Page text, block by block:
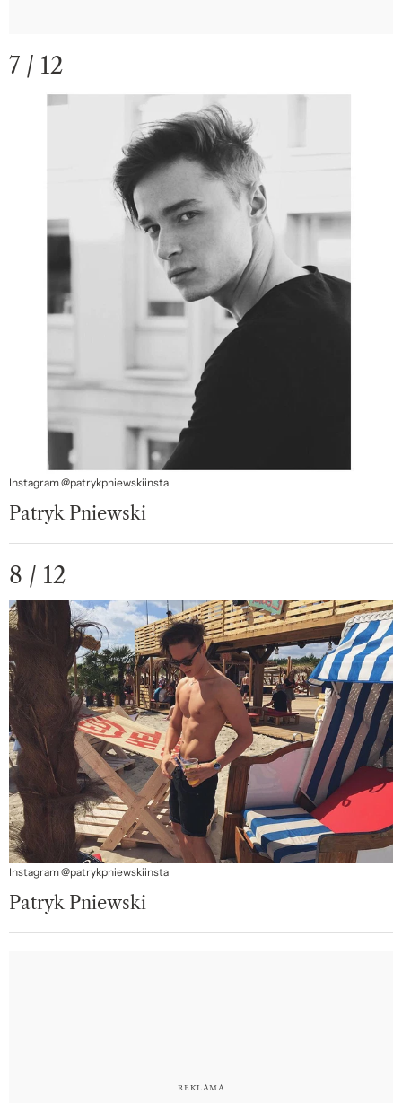
7 / 12
Instagram @patrykpniewskiinsta
Patryk Pniewski
8 / 12
Instagram @patrykpniewskiinsta
Patryk Pniewski